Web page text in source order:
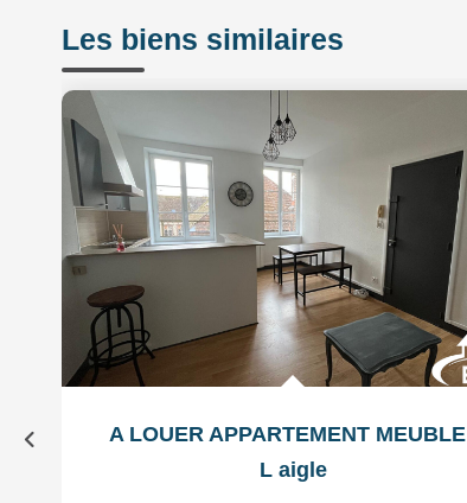
Les biens similaires
A LOUER APPARTEMENT MEUBLE
L aigle